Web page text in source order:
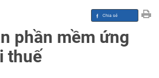
phần mềm ứng
thuế